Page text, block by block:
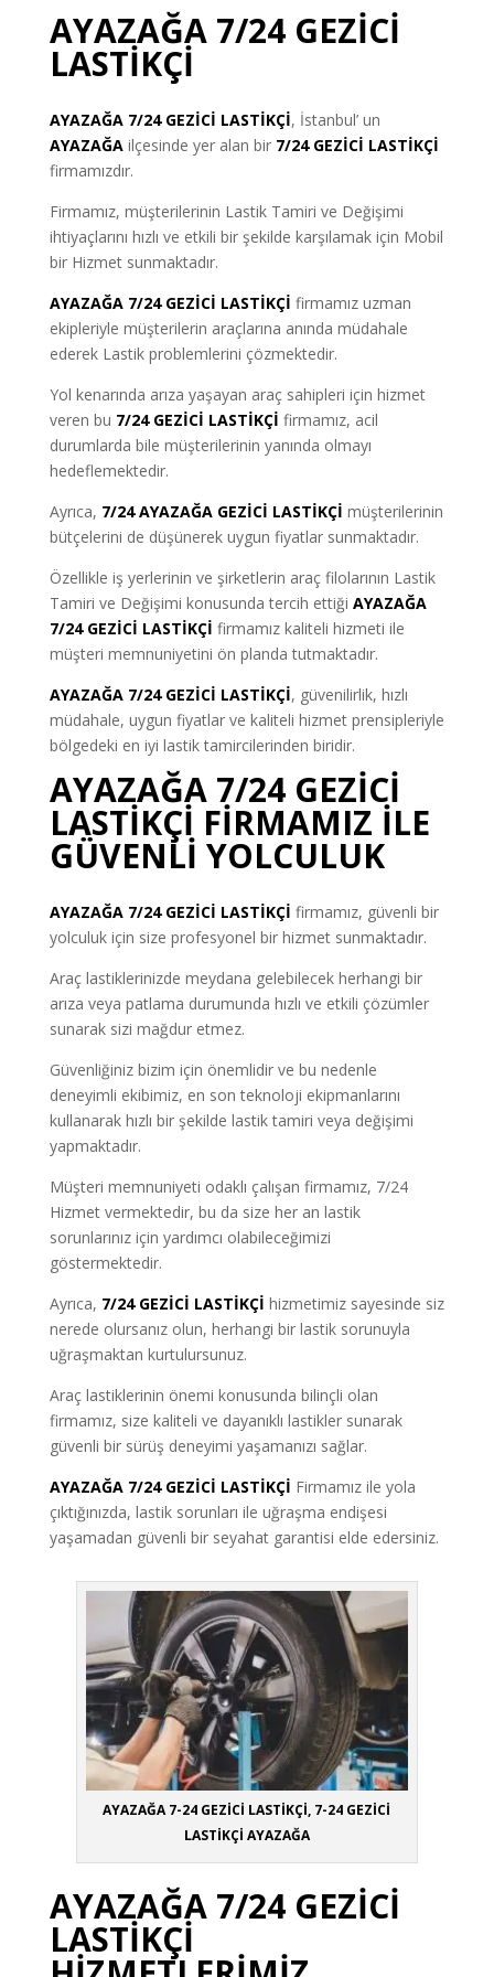
AYAZAĞA 7/24 GEZİCİ
LASTİKÇİ
AYAZAĞA 7/24 GEZİCİ LASTİKÇİ, İstanbul’ un
AYAZAĞAilçesinde yer alan bir 7/24 GEZİCİ LASTİKÇİ
firmamızdır.
Firmamız, müşterilerinin Lastik Tamiri ve Değişimi
ihtiyaçlarını hızlı ve etkili bir şekilde karşılamak için Mobil
bir Hizmet sunmaktadır.
AYAZAĞA 7/24 GEZİCİ LASTİKÇİ firmamız uzman
ekipleriyle müşterilerin araçlarına anında müdahale
ederek Lastik problemlerini çözmektedir.
Yol kenarında arıza yaşayan araç sahipleri için hizmet
veren bu 7/24 GEZİCİ LASTİKÇİ firmamız, acil
durumlarda bile müşterilerinin yanında olmayı
hedeflemektedir.
Ayrıca, 7/24 AYAZAĞA GEZİCİ LASTİKÇİ müşterilerinin
bütçelerini de düşünerek uygun fiyatlar sunmaktadır.
Özellikle iş yerlerinin ve şirketlerin araç filolarının Lastik
Tamiri ve Değişimi konusunda tercih ettiği AYAZAĞA
7/24 GEZİCİ LASTİKÇİ firmamız kaliteli hizmeti ile
müşteri memnuniyetini ön planda tutmaktadır.
AYAZAĞA 7/24 GEZİCİ LASTİKÇİ, güvenilirlik, hızlı
müdahale, uygun fiyatlar ve kaliteli hizmet prensipleriyle
bölgedeki en iyi lastik tamircilerinden biridir.
AYAZAĞA 7/24 GEZİCİ
LASTİKÇİ FİRMAMIZ İLE
GÜVENLİ YOLCULUK
AYAZAĞA 7/24 GEZİCİ LASTİKÇİ firmamız, güvenli bir
yolculuk için size profesyonel bir hizmet sunmaktadır.
Araç lastiklerinizde meydana gelebilecek herhangi bir
arıza veya patlama durumunda hızlı ve etkili çözümler
sunarak sizi mağdur etmez.
Güvenliğiniz bizim için önemlidir ve bu nedenle
deneyimli ekibimiz, en son teknoloji ekipmanlarını
kullanarak hızlı bir şekilde lastik tamiri veya değişimi
yapmaktadır.
Müşteri memnuniyeti odaklı çalışan firmamız, 7/24
Hizmet vermektedir, bu da size her an lastik
sorunlarınız için yardımcı olabileceğimizi
göstermektedir.
Ayrıca, 7/24 GEZİCİ LASTİKÇİ hizmetimiz sayesinde siz
nerede olursanız olun, herhangi bir lastik sorunuyla
uğraşmaktan kurtulursunuz.
Araç lastiklerinin önemi konusunda bilinçli olan
firmamız, size kaliteli ve dayanıklı lastikler sunarak
güvenli bir sürüş deneyimi yaşamanızı sağlar.
AYAZAĞA 7/24 GEZİCİ LASTİKÇİ Firmamız ile yola
çıktığınızda, lastik sorunları ile uğraşma endişesi
yaşamadan güvenli bir seyahat garantisi elde edersiniz.
AYAZAĞA 7-24 GEZİCİ LASTİKÇİ, 7-24 GEZİCİ
LASTİKÇİ AYAZAĞA
AYAZAĞA 7/24 GEZİCİ
LASTİKÇİ